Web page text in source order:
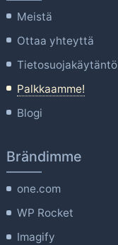
Meistä
Ottaa yhteyttä
Tietosuojakäytäntö
Palkkaamme!
Blogi
Brändimme
one.com
WP Rocket
Imagify